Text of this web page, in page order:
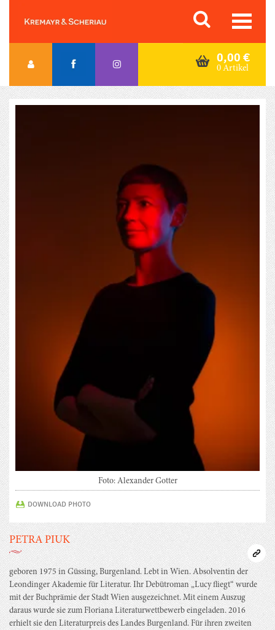
content
Orac K&S
0,00 €
0 Artikel
Foto: Alexander Gotter
DOWNLOAD PHOTO
PETRA PIUK
geboren 1975 in Güssing, Burgenland. Lebt in Wien. Absolventin der
Leondinger Akademie für Literatur. Ihr Debütroman „Lucy fliegt“ wurde
mit der Buchprämie der Stadt Wien ausgezeichnet. Mit einem Auszug
daraus wurde sie zum Floriana Literaturwettbewerb eingeladen. 2016
erhielt sie den Literaturpreis des Landes Burgenland. Für ihren zweiten